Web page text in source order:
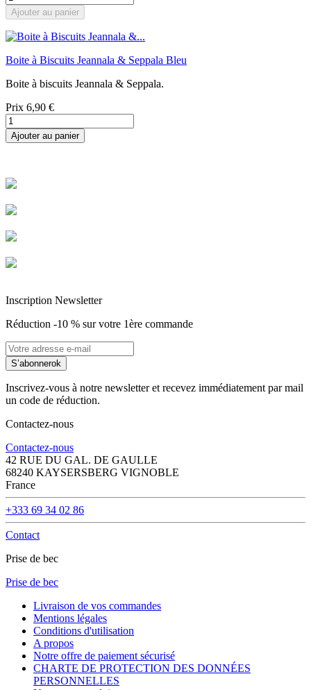
Ajouter au panier
Boite à Biscuits Jeannala & Seppala Bleu
Boite à biscuits Jeannala & Seppala.
Prix 6,90 €
Ajouter au panier
Inscription Newsletter
Réduction -10 % sur votre 1ère commande
S’abonnerok
Inscrivez-vous à notre newsletter et recevez immédiatement par mail
un code de réduction.
Contactez-nous
Contactez-nous
42 RUE DU GAL. DE GAULLE
68240 KAYSERSBERG VIGNOBLE
France
+333 69 34 02 86
Contact
Prise de bec
Prise de bec
Livraison de vos commandes
Mentions légales
Conditions d'utilisation
A propos
Notre offre de paiement sécurisé
CHARTE DE PROTECTION DES DONNÉES
PERSONNELLES